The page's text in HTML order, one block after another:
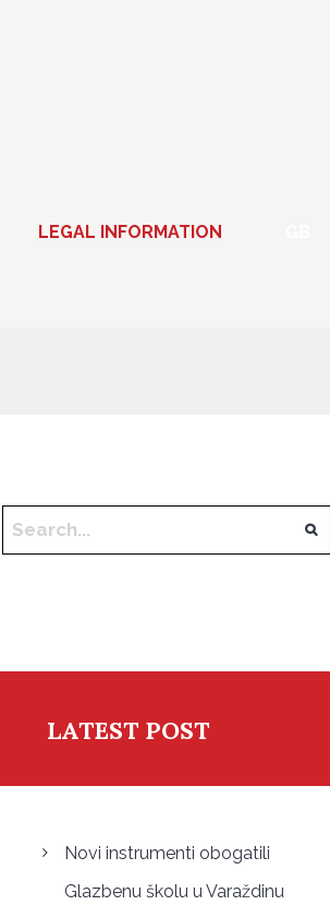
LEGAL INFORMATION
LATEST POST
Novi instrumenti obogatili
Glazbenu školu u Varaždinu